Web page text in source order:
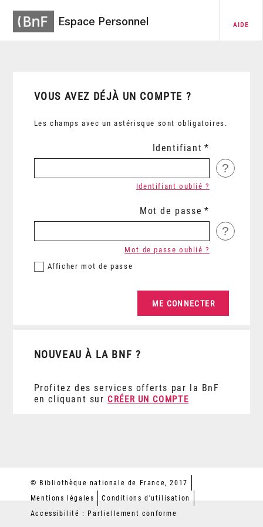
Espace Personnel AIDE
VOUS AVEZ DÉJÀ UN COMPTE ?
Les champs avec un astérisque sont obligatoires.
Identifiant
?
Identifiant oublié ?
Mot de passe
?
Afficher mot de passe
Mot de passe oublié ?
NOUVEAU À LA BNF ?
Profitez des services offerts par la BnF
en cliquant sur CRÉER UN COMPTE
© Bibliothèque nationale de France, 2017
Mentions légales
Conditions d'utilisation
Accessibilité : Partiellement conforme